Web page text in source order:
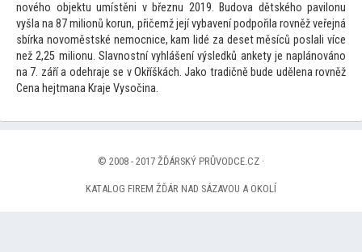
nového objektu umístěni v březnu 2019. Budova dětského pavilonu
vyšla na 87 milionů korun, přičemž její vybavení podpořila rovněž veřejná
sbírka novoměstské nemocnice, kam lidé za deset měsíců poslali více
než 2,25 milionu. Slavnostní vyhlášení výsledků ankety je naplánováno
na 7. září a odehraje se v Okříškách. Jako tradičně bude udělena rovněž
Cena hejtmana Kraje Vysočina.
© 2008 - 2017 ŽĎÁRSKÝ PRŮVODCE.CZ ·
KATALOG FIREM ŽĎÁR NAD SÁZAVOU A OKOLÍ